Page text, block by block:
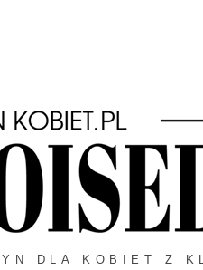
DLA KOBIET Z